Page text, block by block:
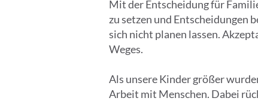
Mit der Entscheidung für
zu setzen und Entscheidungen
sich nicht planen lassen.
Weges.
Als unsere Kinder größer
Arbeit mit Menschen. Dabei